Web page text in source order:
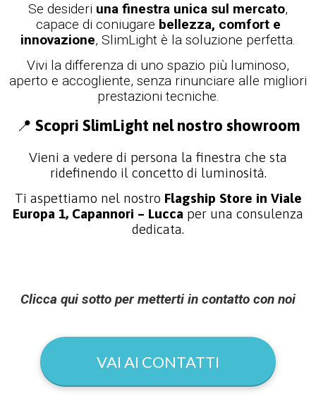
Se desideri una finestra unica sul mercato,
capace di coniugare bellezza, comfort e
innovazione, SlimLight è la soluzione perfetta.
Vivi la differenza di uno spazio più luminoso,
aperto e accogliente, senza rinunciare alle migliori
prestazioni tecniche.
📍 Scopri SlimLight nel nostro showroom
Vieni a vedere di persona la finestra che sta
ridefinendo il concetto di luminosità.
Ti aspettiamo nel nostro Flagship Store in Viale
Europa 1, Capannori – Lucca per una consulenza
dedicata.
Clicca qui sotto per metterti in contatto con noi
VAI AI CONTATTI